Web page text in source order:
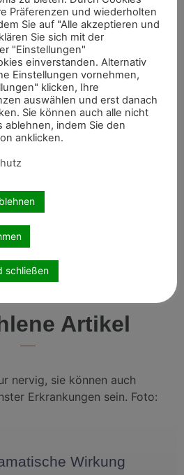
Hierfür hatte Eckermann Cala
sie sich auch im Großen Preis
konnte. In einem Springen
zudem mit Chao Lee zu Rang
teilen
Artikel
Wirkung
Präferenzen und wiederholten
Sie auf "Alle akzeptieren und
Sie sich mit der
"Einstellungen"
einverstanden. Alternativ
Einstellungen vornehmen,
klicken, Ihre
auswählen und erst danach
Sie können auch alle nicht
indem Sie den
anklicken.
schließen